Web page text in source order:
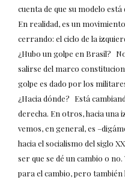
cuenta de que su modelo
En realidad, es un
cerrando: el ciclo de la
¿Hubo un golpe en Brasil?
salirse del marco
golpe es dado por los
¿Hacia dónde? Está
derecha. En otros, hacia una
vemos, en general, es
hacia el socialismo del siglo
ser que se dé un cambio o
para el cambio, pero también